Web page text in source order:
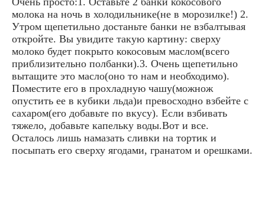
молока на ночь в холодильнике(не в морозилке!) 2.
Утром щепетильно достаньте банки не взбалтывая
откройте. Вы увидите такую картину: сверху
молоко будет покрыто кокосовым маслом(всего
приблизительно полбанки).3. Очень щепетильно
вытащите это масло(оно то нам и необходимо).
Поместите его в прохладную чашу(можнож
опустить ее в кубики льда)и превосходно взбейте с
сахаром(его добавьте по вкусу). Если взбивать
тяжело, добавьте капельку воды.Вот и все.
Осталось лишь намазать сливки на тортик и
посыпать его сверху ягодами, гранатом и орешками.